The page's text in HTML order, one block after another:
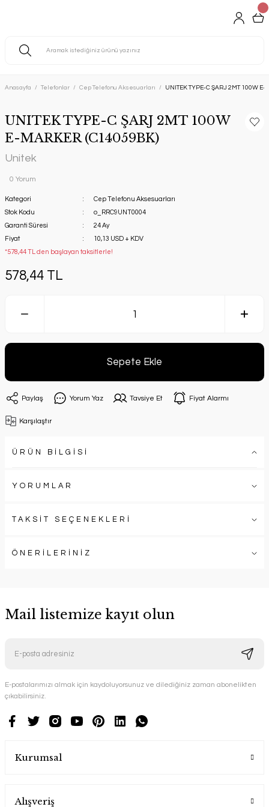
Anasayfa Telefonlar Cep Telefonu Aksesuarları UNITEK TYPE-C ŞARJ 2MT 100W E-
UNITEK TYPE-C ŞARJ 2MT 100W
E-MARKER (C14059BK)
Unitek
0 Yorum
Kategori
Cep Telefonu Aksesuarları
Stok Kodu
o_RRC9UNT0004
Garanti Süresi
24 Ay
Fiyat
10,13 USD + KDV
*578,44 TL den başlayan taksitlerle!
578,44 TL
Sepete Ekle
Paylaş Yorum Yaz Tavsiye Et Fiyat Alarmı
Karşılaştır
ÜRÜN BİLGİSİ
YORUMLAR
TAKSİT SEÇENEKLERİ
ÖNERİLERİNİZ
Mail listemize kayıt olun
E-postalarımızı almak için kaydoluyorsunuz ve dilediğiniz zaman abonelikten
çıkabilirsiniz.
Kurumsal
Alışveriş